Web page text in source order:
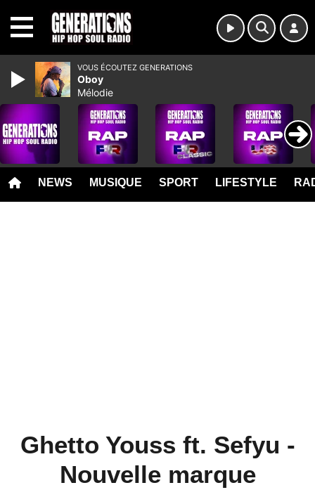
NEWS MUSIQUE SPORT LIFESTYLE
Ghetto Youss ft. Sefyu -
Nouvelle marque
VOUS ÉCOUTEZ GENERATIONS
Oboy
Mélodie